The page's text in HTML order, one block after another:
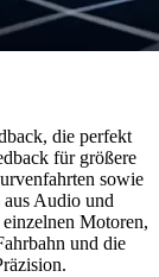
die perfekt
für größere
sowie
Audio und
Motoren,
und die